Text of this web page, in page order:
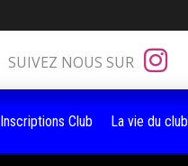
SUIVEZ NOUS SUR
Inscriptions Club La vie du club